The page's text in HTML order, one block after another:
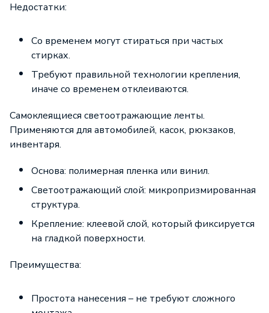
Недостатки:
Со временем могут стираться при частых
стирках.
Требуют правильной технологии крепления,
иначе со временем отклеиваются.
Самоклеящиеся светоотражающие ленты.
Применяются для автомобилей, касок, рюкзаков,
инвентаря.
Основа: полимерная пленка или винил.
Светоотражающий слой: микропризмированная
структура.
Крепление: клеевой слой, который фиксируется
на гладкой поверхности.
Преимущества:
Простота нанесения – не требуют сложного